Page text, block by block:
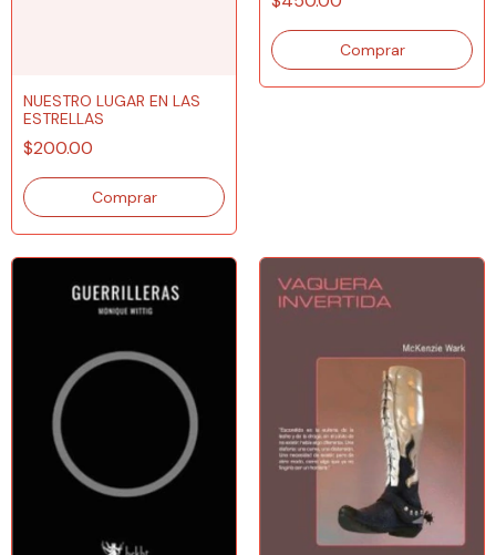
NUESTRO LUGAR EN LAS
ESTRELLAS
$200.00